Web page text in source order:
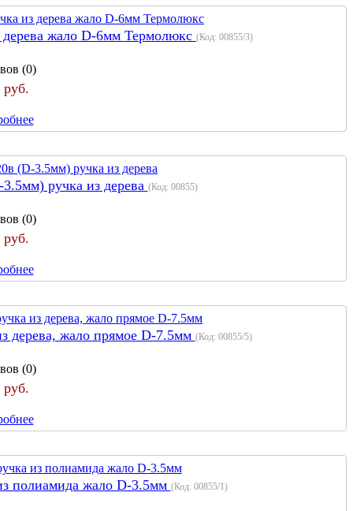
жало D-6мм Термолюкс (Код: 00855/3)
(0)
руб.
ручка из дерева (Код: 00855)
(0)
руб.
дерева, жало прямое D-7.5мм (Код: 00855/5)
(0)
руб.
полиамида жало D-3.5мм (Код: 00855/1)